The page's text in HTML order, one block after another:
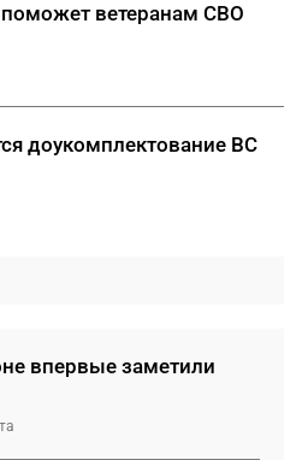
ветеранам СВО
доукомплектование ВС
впервые заметили